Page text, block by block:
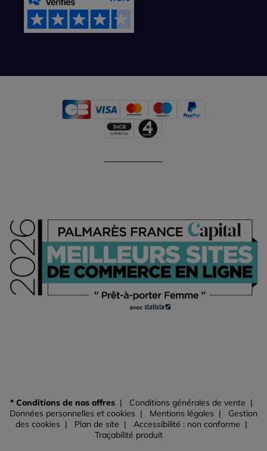
* Conditions de nos offres
Conditions générales de vente
Données personnelles et cookies
Mentions légales
Gestion
des cookies
Plan de site
Accessibilité : non conforme
Traçabilité produit